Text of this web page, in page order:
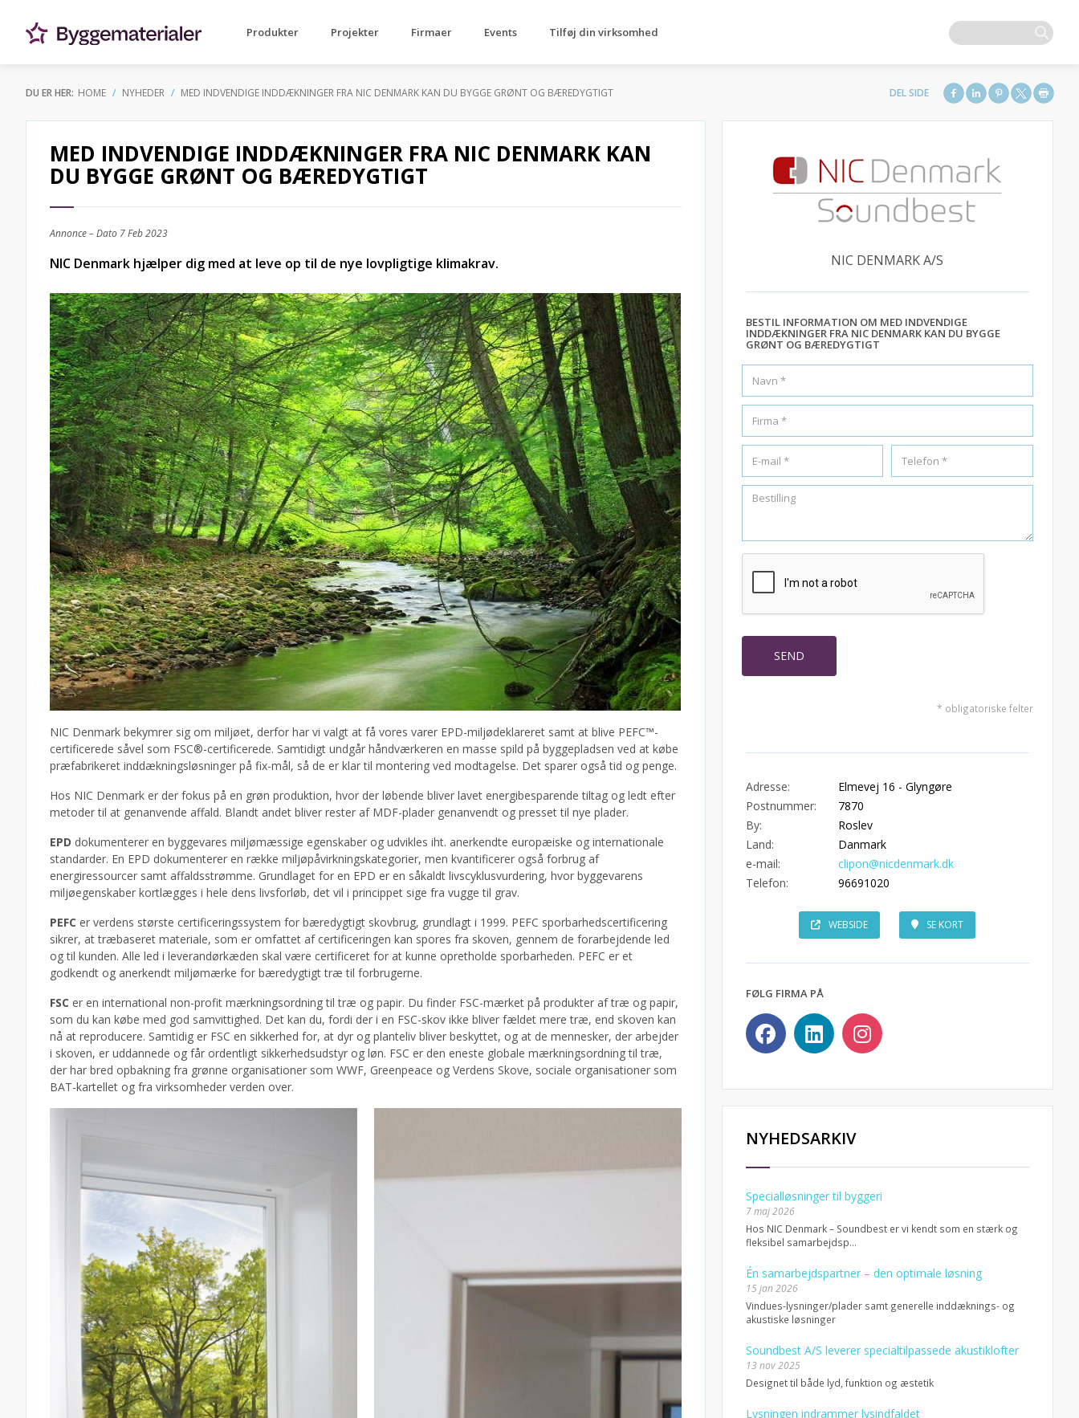
Produkter Projekter Firmaer Events Tilføj din virksomhed
DU ER HER: HOME NYHEDER MED INDVENDIGE INDDÆKNINGER FRA NIC DENMARK KAN DU BYGGE GRØNT OG BÆREDYGTIGT
MED INDVENDIGE INDDÆKNINGER FRA NIC DENMARK KAN
DU BYGGE GRØNT OG BÆREDYGTIGT
Annonce – Dato 7 Feb 2023
NIC Denmark hjælper dig med at leve op til de nye lovpligtige klimakrav.
NIC Denmark bekymrer sig om miljøet, derfor har vi valgt at få vores varer EPD-miljødeklareret samt at blive PEFC™-
certificerede såvel som FSC®-certificerede. Samtidigt undgår håndværkeren en masse spild på byggepladsen ved at købe
præfabrikeret inddækningsløsninger på fix-mål, så de er klar til montering ved modtagelse. Det sparer også tid og penge.
Hos NIC Denmark er der fokus på en grøn produktion, hvor der løbende bliver lavet energibesparende tiltag og ledt efter
metoder til at genanvende affald. Blandt andet bliver rester af MDF-plader genanvendt og presset til nye plader.
EPD dokumenterer en byggevares miljømæssige egenskaber og udvikles iht. anerkendte europæiske og internationale
standarder. En EPD dokumenterer en række miljøpåvirkningskategorier, men kvantificerer også forbrug af
energiressourcer samt affaldsstrømme. Grundlaget for en EPD er en såkaldt livscyklusvurdering, hvor byggevarens
miljøegenskaber kortlægges i hele dens livsforløb, det vil i princippet sige fra vugge til grav.
PEFC er verdens største certificeringssystem for bæredygtigt skovbrug, grundlagt i 1999. PEFC sporbarhedscertificering
sikrer, at træbaseret materiale, som er omfattet af certificeringen kan spores fra skoven, gennem de forarbejdende led
og til kunden. Alle led i leverandørkæden skal være certificeret for at kunne opretholde sporbarheden. PEFC er et
godkendt og anerkendt miljømærke for bæredygtigt træ til forbrugerne.
FSC er en international non-profit mærkningsordning til træ og papir. Du finder FSC-mærket på produkter af træ og papir,
som du kan købe med god samvittighed. Det kan du, fordi der i en FSC-skov ikke bliver fældet mere træ, end skoven kan
nå at reproducere. Samtidig er FSC en sikkerhed for, at dyr og planteliv bliver beskyttet, og at de mennesker, der arbejder
i skoven, er uddannede og får ordentligt sikkerhedsudstyr og løn. FSC er den eneste globale mærkningsordning til træ,
der har bred opbakning fra grønne organisationer som WWF, Greenpeace og Verdens Skove, sociale organisationer som
BAT-kartellet og fra virksomheder verden over.
NIC DENMARK A/S
BESTIL INFORMATION OM MED INDVENDIGE
INDDÆKNINGER FRA NIC DENMARK KAN DU BYGGE
GRØNT OG BÆREDYGTIGT
* obligatoriske felter
Adresse:
Elmevej 16 - Glyngøre
Postnummer:
7870
By:
Roslev
Land:
Danmark
e-mail:
clipon@nicdenmark.dk
Telefon:
96691020
WEBSIDE SE KORT
FØLG FIRMA PÅ
NYHEDSARKIV
Specialløsninger til byggeri
7 maj 2026
Hos NIC Denmark – Soundbest er vi kendt som en stærk og
fleksibel samarbejdsp...
Én samarbejdspartner – den optimale løsning
15 jan 2026
Vindues-lysninger/plader samt generelle inddæknings- og
akustiske løsninger
Soundbest A/S leverer specialtilpassede akustiklofter
13 nov 2025
Designet til både lyd, funktion og æstetik
Lysningen indrammer lysindfaldet